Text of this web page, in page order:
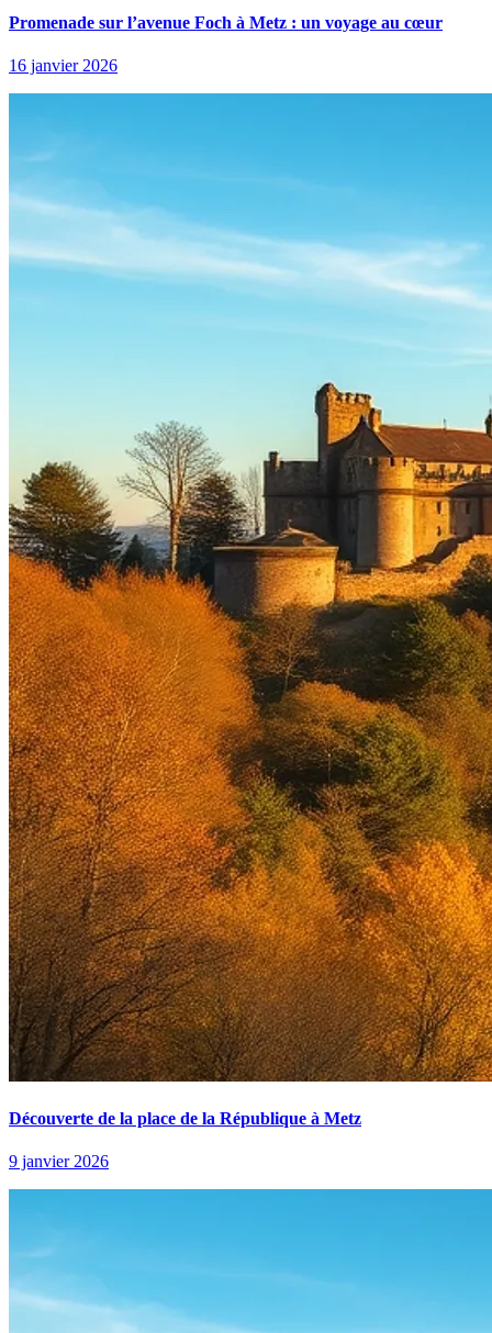
Promenade sur l’avenue Foch à Metz : un voyage au cœur
16 janvier 2026
Découverte de la place de la République à Metz
9 janvier 2026